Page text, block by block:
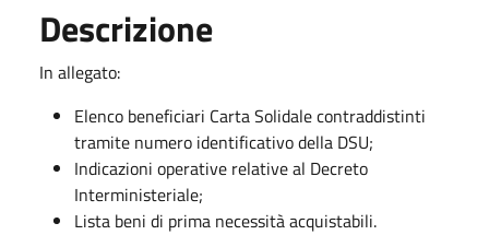
Descrizione
In allegato:
Elenco beneficiari Carta Solidale contraddistinti
tramite numero identificativo della DSU;
Indicazioni operative relative al Decreto
Interministeriale;
Lista beni di prima necessità acquistabili.